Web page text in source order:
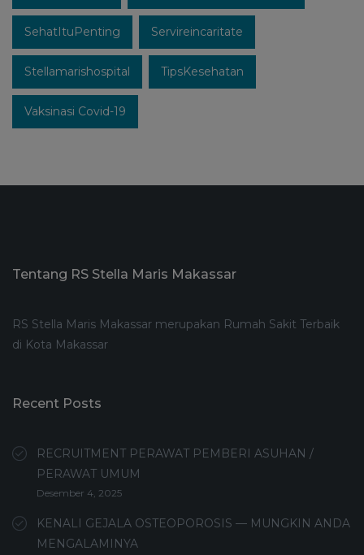
SehatItuPenting Servireincaritate
Stellamarishospital TipsKesehatan
Vaksinasi Covid-19
Tentang RS Stella Maris Makassar
RS Stella Maris Makassar merupakan Rumah Sakit Terbaik
di Kota Makassar
Recent Posts
RECRUITMENT PERAWAT PEMBERI ASUHAN /
PERAWAT UMUM
Desember 4, 2025
KENALI GEJALA OSTEOPOROSIS — MUNGKIN ANDA
MENGALAMINYA